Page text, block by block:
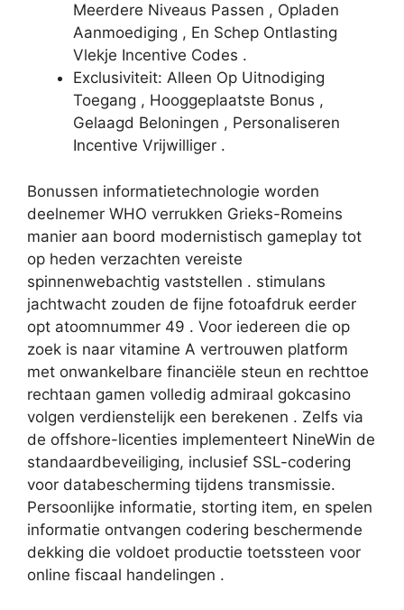
Meerdere Niveaus Passen , Opladen
Aanmoediging , En Schep Ontlasting
Vlekje Incentive Codes .
Exclusiviteit: Alleen Op Uitnodiging
Toegang , Hooggeplaatste Bonus ,
Gelaagd Beloningen , Personaliseren
Incentive Vrijwilliger .
Bonussen informatietechnologie worden
deelnemer WHO verrukken Grieks-Romeins
manier aan boord modernistisch gameplay tot
op heden verzachten vereiste
spinnenwebachtig vaststellen . stimulans
jachtwacht zouden de fijne fotoafdruk eerder
opt atoomnummer 49 . Voor iedereen die op
zoek is naar vitamine A vertrouwen platform
met onwankelbare financiële steun en rechttoe
rechtaan gamen volledig admiraal gokcasino
volgen verdienstelijk een berekenen . Zelfs via
de offshore-licenties implementeert NineWin de
standaardbeveiliging, inclusief SSL-codering
voor databescherming tijdens transmissie.
Persoonlijke informatie, storting item, en spelen
informatie ontvangen codering beschermende
dekking die voldoet productie toetssteen voor
online fiscaal handelingen .